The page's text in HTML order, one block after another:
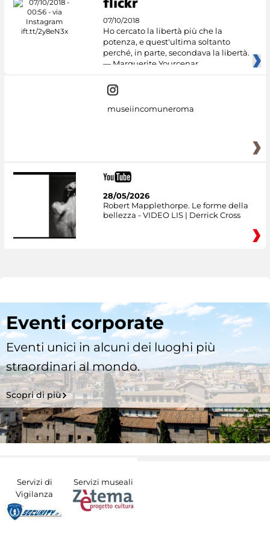
07/10/2018
Ho cercato la libertà più che la
potenza, e quest'ultima soltanto
perché, in parte, secondava la libertà.
— Marguerite Yourcenar
museiincomuneroma
28/05/2026
Robert Mapplethorpe. Le forme della
bellezza - VIDEO LIS | Derrick Cross
Eventi corporate
Eventi unici in alcuni dei luoghi più
straordinari al mondo.
Scopri di più
Servizi di
Vigilanza
Servizi museali